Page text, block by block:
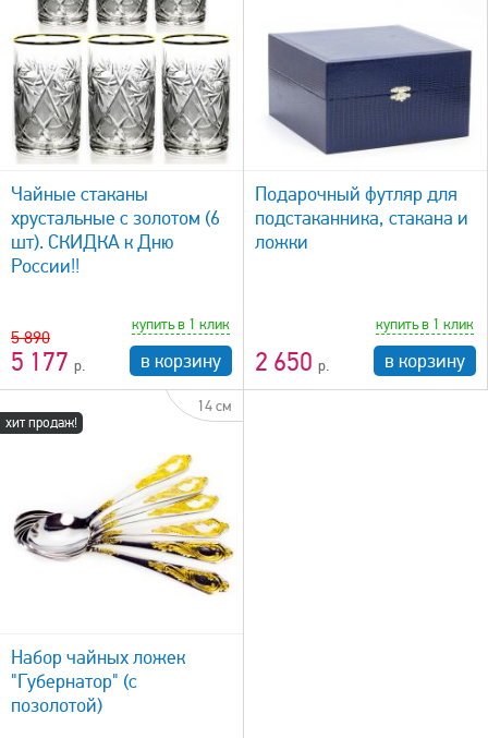
Чайные стаканы
хрустальные с золотом (6
шт). СКИДКА к Дню
России!!
5 890
5 177
купить в 1 клик
в корзину
быстрый просмотр
Подарочный футляр для
подстаканника, стакана и
ложки
2 650
купить в 1 клик
в корзину
хит продаж!
14 см
Набор чайных ложек
"Губернатор" (с
позолотой)